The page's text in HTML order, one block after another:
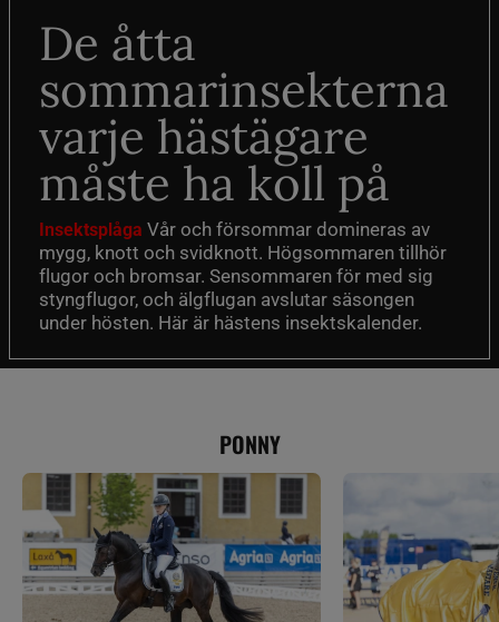
De åtta
sommarinsekterna
varje hästägare
måste ha koll på
Insektsplåga Vår och försommar domineras av
mygg, knott och svidknott. Högsommaren tillhör
flugor och bromsar. Sensommaren för med sig
styngflugor, och älgflugan avslutar säsongen
under hösten. Här är hästens insektskalender.
PONNY